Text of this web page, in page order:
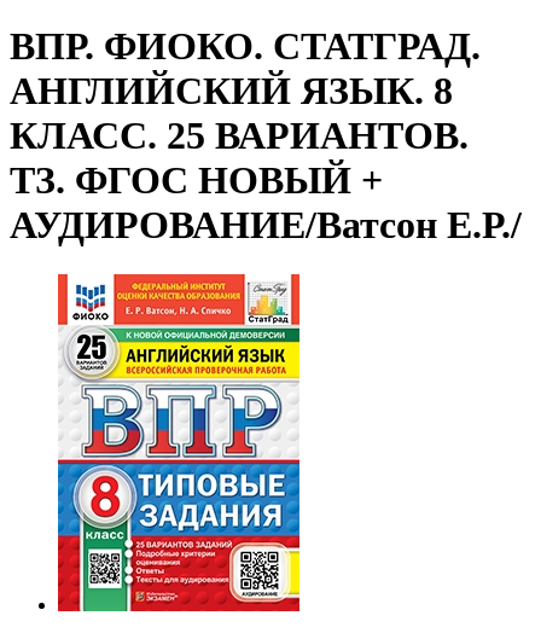
ВПР. ФИОКО. СТАТГРАД.
АНГЛИЙСКИЙ ЯЗЫК. 8
КЛАСС. 25 ВАРИАНТОВ.
ТЗ. ФГОС НОВЫЙ +
АУДИРОВАНИЕ/Ватсон Е.Р./